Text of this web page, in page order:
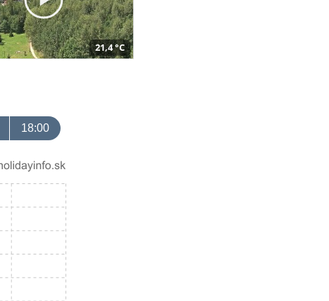
21,4 °C
18:00